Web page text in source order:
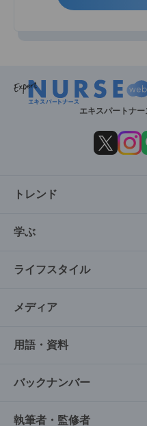
エキスパートナ
トレンド
学ぶ
ライフスタイル
メディア
用語・資料
バックナンバー
執筆者・監修者